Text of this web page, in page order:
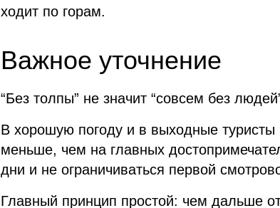
ходит по горам.
Важное уточнение
“Без толпы” не значит “совсем без
В хорошую погоду и в выходные туристы
меньше, чем на главных
дни и не ограничиваться первой
Главный принцип простой: чем дальше